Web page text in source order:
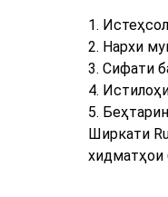
1.
2. Нархи
3. Сифати
4.
5.
Ширкати
хидматҳои